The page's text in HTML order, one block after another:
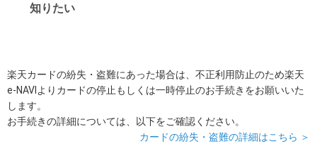
知りたい
楽天カードの紛失・盗難にあった場合は、不正利用防止のため楽天
e-NAVIよりカードの停止もしくは一時停止のお手続きをお願いいた
します。
お手続きの詳細については、以下をご確認ください。
カードの紛失・盗難の詳細はこちら ＞